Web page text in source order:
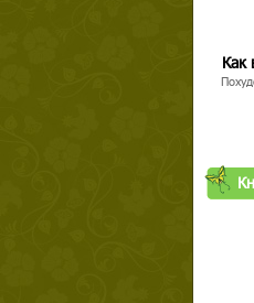
Как